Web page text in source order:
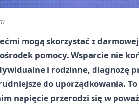
mogą skorzystać z
pomocy. Wsparcie nie
i rodzinne, diagnozę
do uporządkowania.
napięcie przerodzi się w